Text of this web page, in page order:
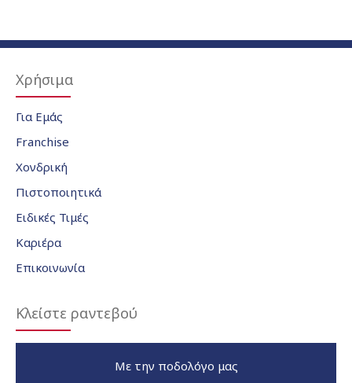
Χρήσιμα
Για Εμάς
Franchise
Χονδρική
Πιστοποιητικά
Ειδικές Τιμές
Καριέρα
Επικοινωνία
Κλείστε ραντεβού
Με την ποδολόγο μας